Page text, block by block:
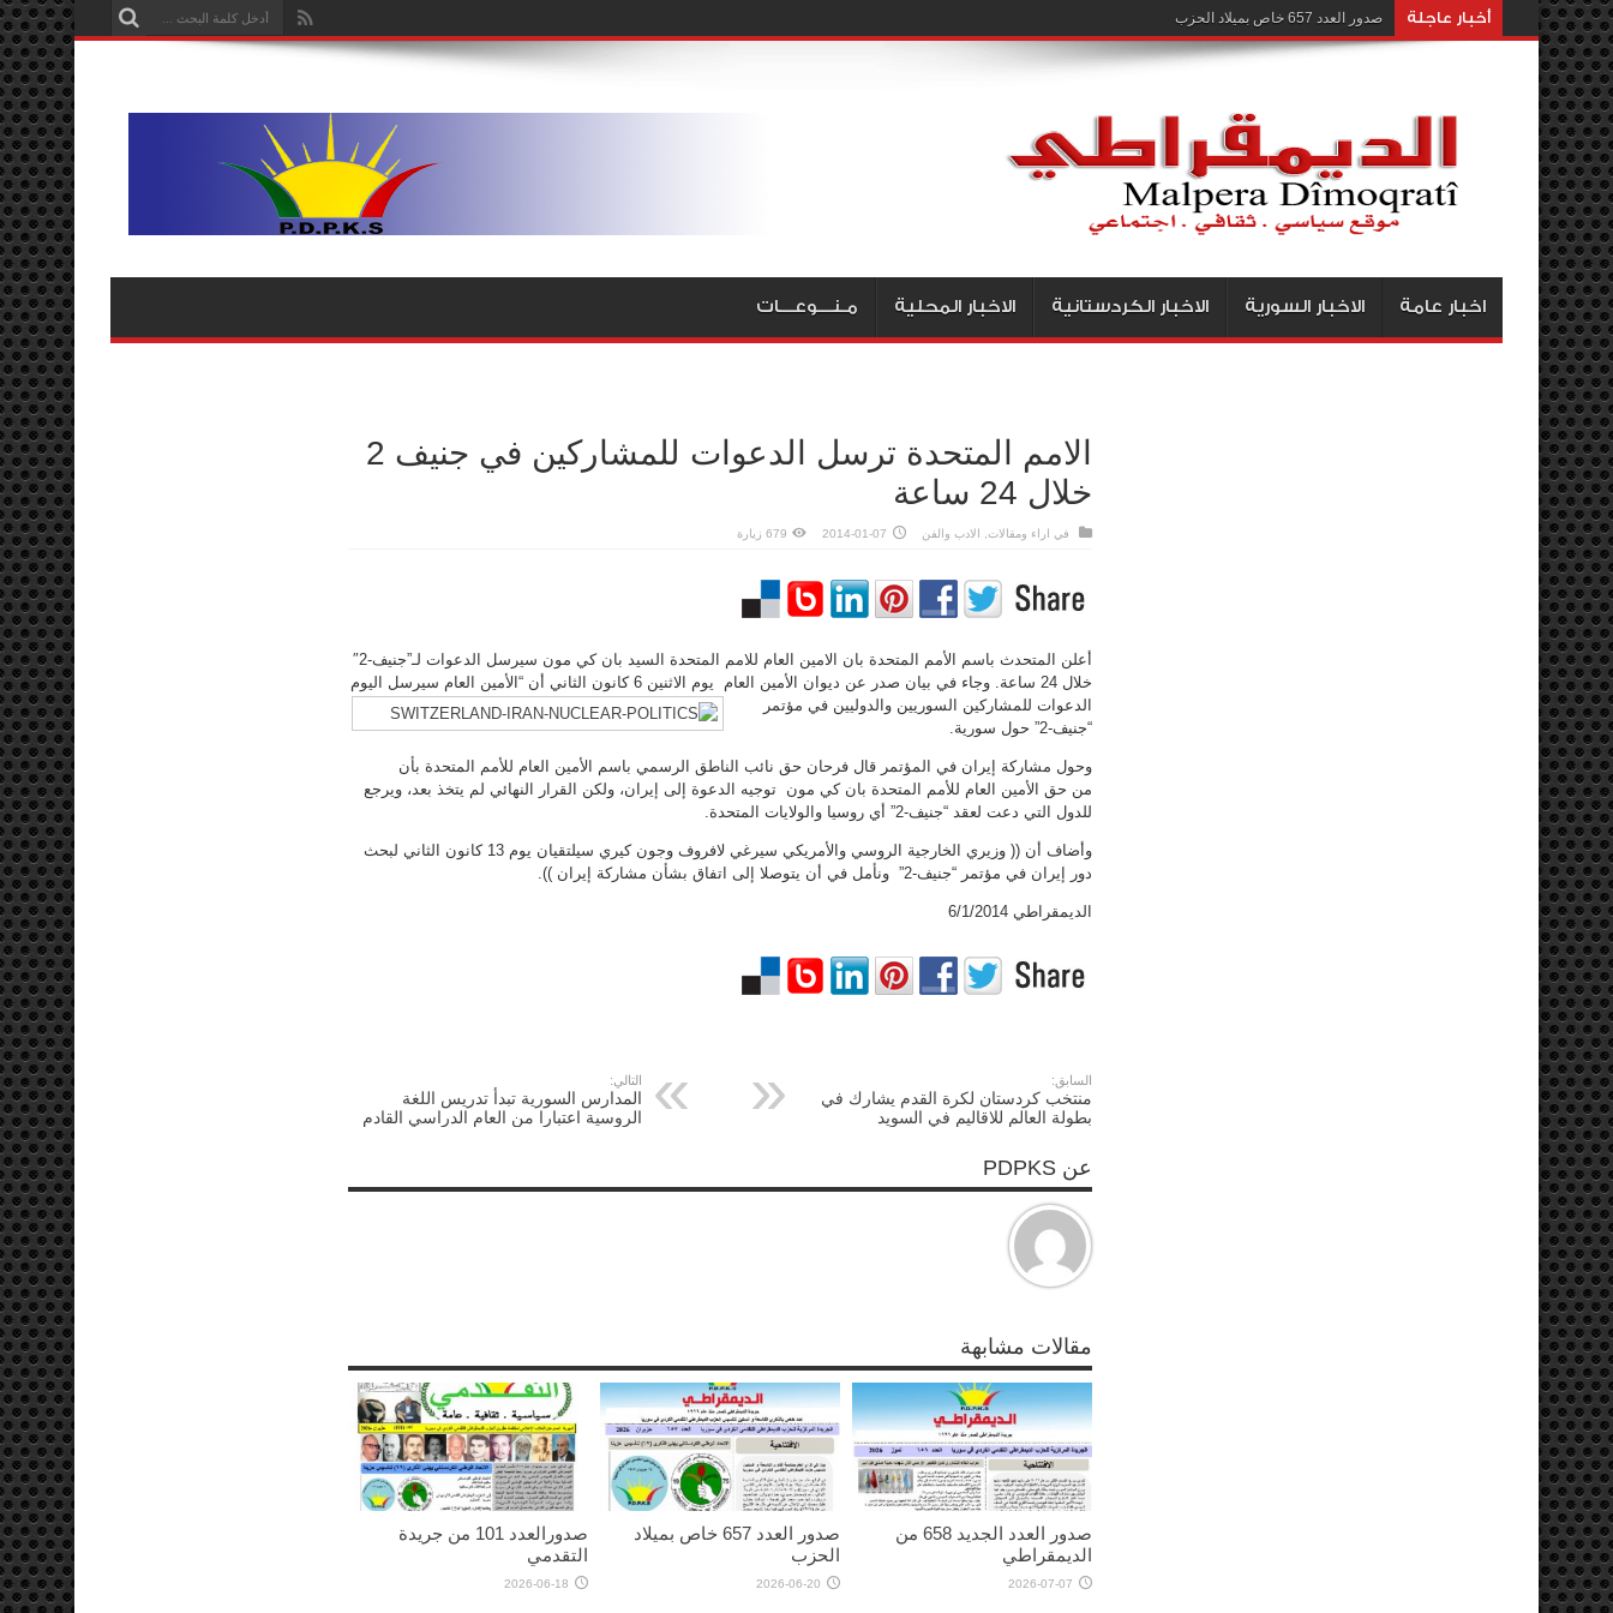
أخبار عاجلة صدور العدد 657 خاص بميلاد الحزب
اخبار عامة الاخبار السورية الاخبار الكردستانية الاخبار المحلية مـنـــوعـــات
الامم المتحدة ترسل الدعوات للمشاركين في جنيف 2
خلال 24 ساعة
في اراء ومقالات الادب والفن 2014-01-07 679 زيارة
أعلن المتحدث باسم الأمم المتحدة بان الامين العام للامم المتحدة السيد بان كي مون سيرسل الدعوات لـ”جنيف-2″
خلال 24 ساعة. وجاء في بيان صدر عن ديوان الأمين العام يوم الاثنين 6 كانون الثاني أن
“الأمين العام سيرسل اليوم
الدعوات للمشاركين السوريين والدوليين في مؤتمر
“جنيف-2” حول سورية.
وحول مشاركة إيران في المؤتمر قال فرحان حق نائب الناطق الرسمي باسم الأمين العام للأمم المتحدة بأن
من حق الأمين العام للأمم المتحدة بان كي مون توجيه الدعوة إلى إيران، ولكن القرار النهائي لم يتخذ بعد، ويرجع
للدول التي دعت لعقد “جنيف-2” أي روسيا والولايات المتحدة.
وأضاف أن (( وزيري الخارجية الروسي والأمريكي سيرغي لافروف وجون كيري سيلتقيان يوم 13 كانون الثاني لبحث
دور إيران في مؤتمر “جنيف-2” ونأمل في أن يتوصلا إلى اتفاق بشأن مشاركة إيران )).
الديمقراطي 6/1/2014
السابق:
منتخب كردستان لكرة القدم يشارك في
بطولة العالم للاقاليم في السويد
التالي:
المدارس السورية تبدأ تدريس اللغة
الروسية اعتبارا من العام الدراسي القادم
عن PDPKS
مقالات مشابهة
صدور العدد الجديد 658 من
الديمقراطي
2026-07-07
صدور العدد 657 خاص بميلاد
الحزب
2026-06-20
صدورالعدد 101 من جريدة
التقدمي
2026-06-18